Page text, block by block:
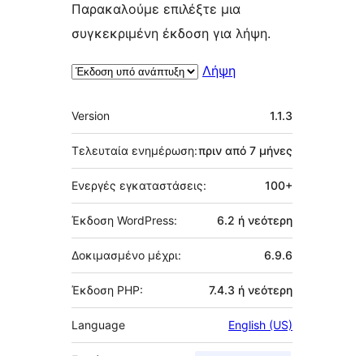
Παρακαλούμε επιλέξτε μια
συγκεκριμένη έκδοση για λήψη.
Λήψη
Μεταστοιχεία
Version 1.1.3
Τελευταία ενημέρωση:πριν από 7 μήνες
Ενεργές εγκαταστάσεις: 100+
Έκδοση WordPress: 6.2 ή νεότερη
Δοκιμασμένο μέχρι: 6.9.6
Έκδοση PHP: 7.4.3 ή νεότερη
Language English (US)